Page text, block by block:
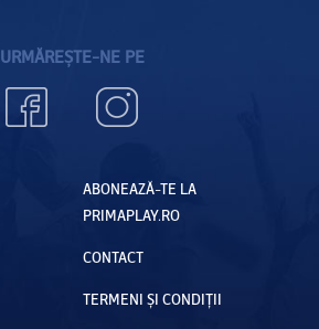
URMĂREȘTE-NE PE
ABONEAZĂ-TE LA
PRIMAPLAY.RO
CONTACT
TERMENI ȘI CONDIȚII